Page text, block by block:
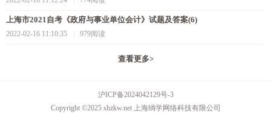
上海市2021自考《政府与事业单位会计》试题及答案(6)
2022-02-16 11:10:35
|979阅读
查看更多>
沪ICP备2024042129号-3
Copyright ©2025 shzkw.net 上海绱学网络科技有限公司